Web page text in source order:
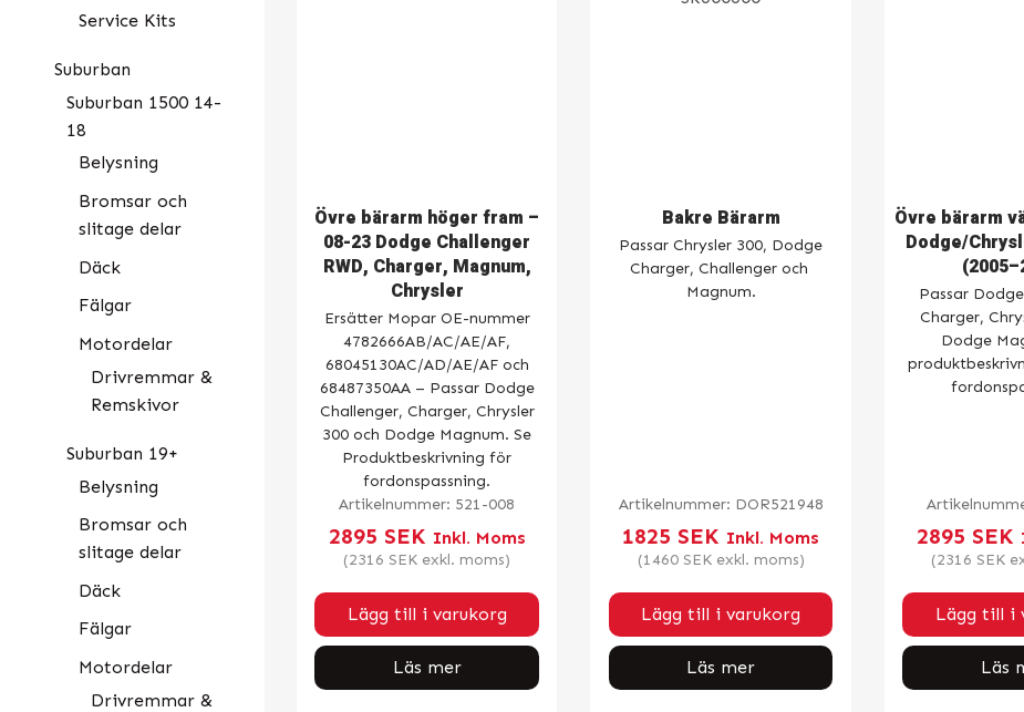
Service Kits
Suburban
Suburban 1500 14-
18
Belysning
Bromsar och
slitage delar
Däck
Fälgar
Motordelar
Drivremmar &
Remskivor
Suburban 19+
Belysning
Bromsar och
slitage delar
Däck
Fälgar
Motordelar
Drivremmar &
Övre bärarm höger fram –
08-23 Dodge Challenger
RWD, Charger, Magnum,
Chrysler
Ersätter Mopar OE-nummer
4782666AB/AC/AE/AF,
68045130AC/AD/AE/AF och
68487350AA – Passar Dodge
Challenger, Charger, Chrysler
300 och Dodge Magnum. Se
Produktbeskrivning för
fordonspassning.
Artikelnummer: 521-008
2895 SEK Inkl. Moms
(2316 SEK exkl. moms)
Lägg till i varukorg
Läs mer
Bakre Bärarm
Passar Chrysler 300, Dodge
Charger, Challenger och
Magnum.
Artikelnummer: DOR521948
1825 SEK Inkl. Moms
(1460 SEKexkl. moms)
Lägg till i varukorg
Läs mer
Övre bärarm
Dodge/
Passar
Charger,
Dodge
2895 SEK
(2316 SEK
Lägg till i
Läs